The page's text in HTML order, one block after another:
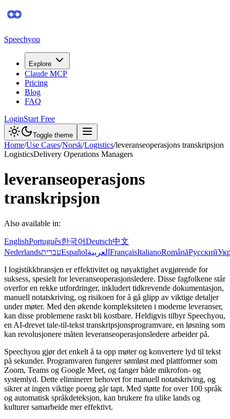
Speechyou
Explore
Claude MCP
Pricing
Blog
FAQ
LoginStart Free
Toggle theme
Home/Use Cases/Norsk/Logistics/leveranseoperasjons transkripsjon
LogisticsDelivery Operations Managers
leveranseoperasjons
transkripsjon
Also available in:
EnglishPortuguês한국어Deutsch中文
NederlandsעבריתEspañolالعربية FrançaisItalianoRomânăРусский
I logistikkbransjen er effektivitet og nøyaktighet avgjørende for
suksess, spesielt for leveranseoperasjonsledere. Disse fagfolkene står
overfor en rekke utfordringer, inkludert tidkrevende dokumentasjon,
manuell notatskriving, og risikoen for å gå glipp av viktige detaljer
under møter. Med den økende kompleksiteten i moderne leveranser,
kan disse problemene raskt bli kostbare. Heldigvis tilbyr Speechyou,
en AI-drevet tale-til-tekst transkripsjonsprogramvare, en løsning som
kan revolusjonere måten leveranseoperasjonsledere arbeider på.
Speechyou gjør det enkelt å ta opp møter og konvertere lyd til tekst
på sekunder. Programvaren fungerer sømløst med plattformer som
Zoom, Teams og Google Meet, og fanger både mikrofon- og
systemlyd. Dette eliminerer behovet for manuell notatskriving, og
sikrer at ingen viktige poeng går tapt. Med støtte for over 100 språk
og automatisk språkdeteksjon, kan brukere fra ulike lands og
kulturer samarbeide mer effektivt.